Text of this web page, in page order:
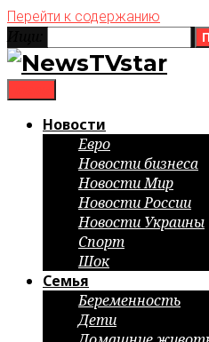
Перейти к содержанию
Новости
Евро
Новости бизнеса
Новости Мир
Новости России
Новости Украины
Спорт
Шок
Семья
Беременность
Дети